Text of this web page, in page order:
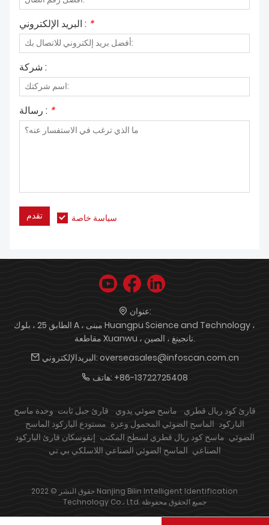
البريد الإلكتروني : *
شركة :
رسالة : *
تقدم سياسة خاصة
عنوان:
الطابق 25 ، بلوك A ، مبنى Huangpu Science and Technology ،
مقاطعة Xuanwu ، نانجينغ ، الصين.
البريدالإلكتروني: overseasales@infoscan.com.cn
هاتف: +86-13722725408
قارئ كود ريال قطري ماسح ضوئي يدوي قارئ جبل ثابت وحدة ماسح
الباركود الماسح الضوئي المحمول وعرة مستودع الباركود الماسح
الضوئي ماسح كود ريال قطري لسطح المكتب إنفوسكان قارئ الباركود
الصناعي الماسح الضوئي الصناعي اللاسلكي بي تي
حقوق النشر © 2022 Nanjing Bilin Intelligent Identification
Technology Co.، Ltd. جميع الحقوق محفوظة